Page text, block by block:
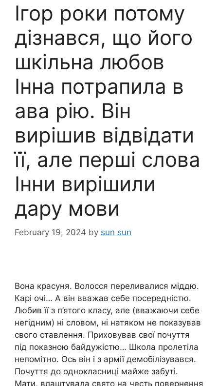
Ігор роки потому
дізнався, що його
шкільна любов
Інна потрапила в
ава рію. Він
вирішив відвідати
її, але перші слова
Інни вирішили
дару мови
February 19, 2024 by sun sun
Вона красуня. Волосся переливалися міддю.
Карі очі… А він вважав себе посередністю.
Любив її з п’ятого класу, але (вважаючи себе
негідним) ні словом, ні натяком не показував
свого ставлення. Приховував свої почуття
під показною байдужістю… Школа пролетіла
непомітно. Ось він і з армії демобілізувався.
Почуття до однокласниці майже забуті.
Мати, влаштувала свято на честь повернення